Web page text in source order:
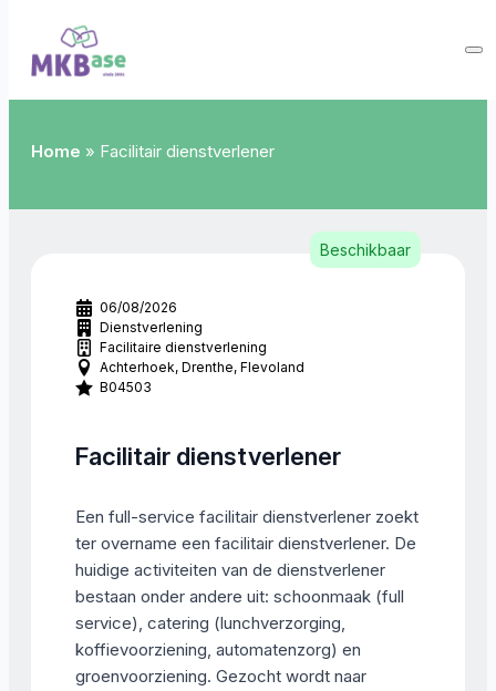
Home » Facilitair dienstverlener
06/08/2026
Dienstverlening
Facilitaire dienstverlening
Achterhoek Drenthe Flevoland
B04503
Facilitair dienstverlener
Een full-service facilitair dienstverlener zoekt
ter overname een facilitair dienstverlener. De
huidige activiteiten van de dienstverlener
bestaan onder andere uit: schoonmaak (full
service), catering (lunchverzorging,
koffievoorziening, automatenzorg) en
groenvoorziening. Gezocht wordt naar
Beschikbaar